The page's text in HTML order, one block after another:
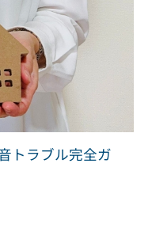
トラブル完全ガ